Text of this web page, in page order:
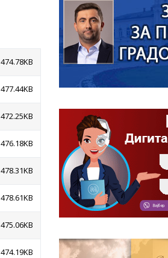
474.78KB
477.44KB
472.25KB
476.18KB
478.31KB
478.61KB
475.06KB
474.19KB